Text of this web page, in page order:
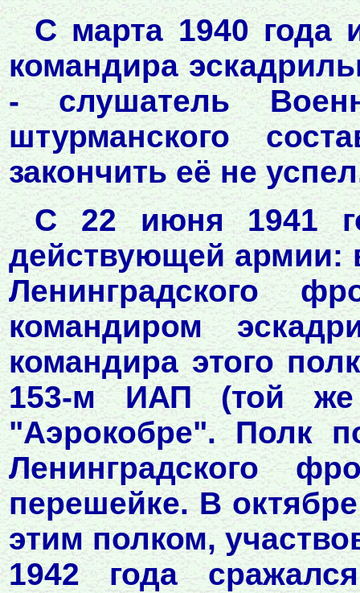
С марта 1940 года
командира
- слушатель
штурманского
закончить её не
С 22 июня 1941
действующей армии:
Ленинградского
командиром
командира этого
153-м ИАП (той
"Аэрокобре". Полк
Ленинградского
перешейке. В
этим полком,
1942 года